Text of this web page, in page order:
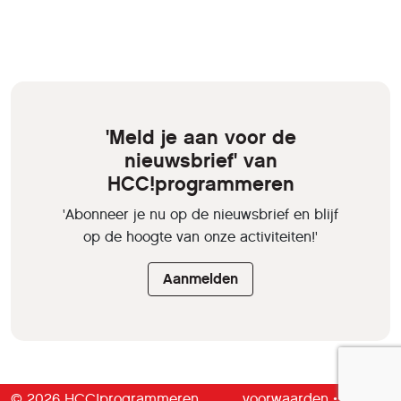
'Meld je aan voor de
nieuwsbrief' van
HCC!programmeren
'Abonneer je nu op de nieuwsbrief en blijf
op de hoogte van onze activiteiten!'
Aanmelden